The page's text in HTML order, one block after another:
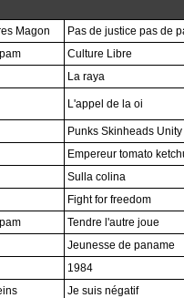
Magon
Pas de justice pas de
Culture Libre
La raya
L'appel de la oi
Punks Skinheads Unity
Empereur tomato
Sulla colina
Fight for freedom
Tendre l'autre joue
Jeunesse de paname
1984
Je suis négatif